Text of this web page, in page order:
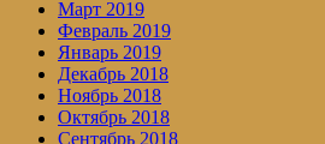
Март 2019
Февраль 2019
Январь 2019
Декабрь 2018
Ноябрь 2018
Октябрь 2018
Сентябрь 2018